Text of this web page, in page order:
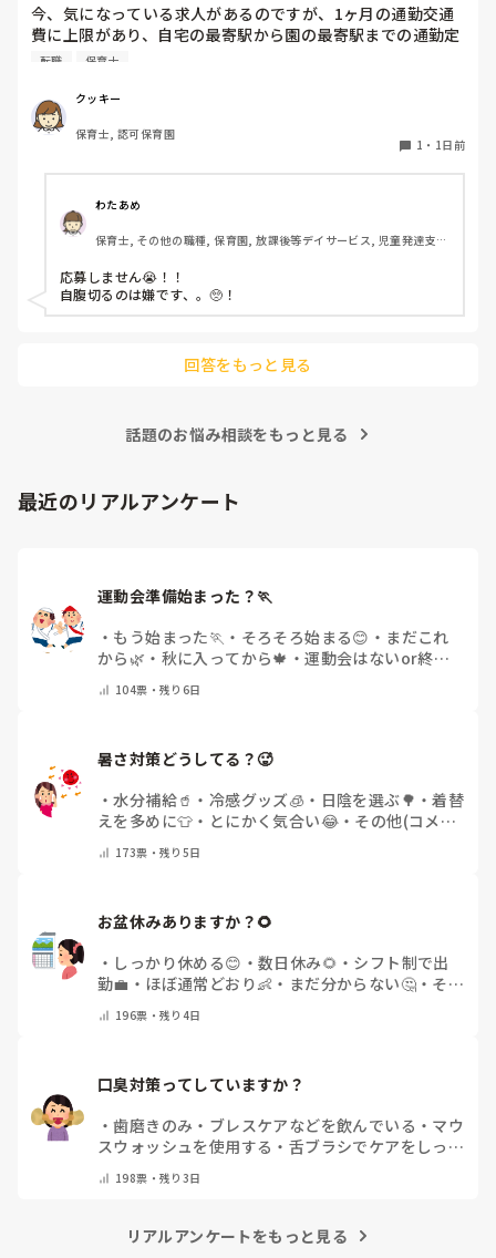
今、気になっている求人があるのですが、1ヶ月の通勤交通
費に上限があり、自宅の最寄駅から園の最寄駅までの通勤定
期代が5,000円ほどオーバーします
私としてはなかなか大きい金額なので、この時点で応募を迷
っているのですが、皆さんならどうしますか？
転職 保育士
クッキー
保育士, 認可保育園
1 ・ 1日前
わたあめ
保育士, その他の職種, 保育園, 放課後等デイサービス, 児童発達支援
応募しません😭！！
自腹切るのは嫌です、。🥺！
回答をもっと見る
話題のお悩み相談をもっと見る
最近のリアルアンケート
運動会準備始まった？🏃
・ もう始まった🏃 ・ そろそろ始まる😊 ・ まだこれ
から🌿 ・ 秋に入ってから🍁 ・運動会はないor終わ
104票・残り6日
暑さ対策どうしてる？🥵
・水分補給🥤 ・ 冷感グッズ🧊 ・ 日陰を選ぶ🌳 ・着替
えを多めに👕 ・ とにかく気合い😂・ その他(コメン
173票・残り5日
お盆休みありますか？🌻
・ しっかり休める😊 ・ 数日休み🌻 ・ シフト制で出
勤💼 ・ ほぼ通常どおり👶 ・ まだ分からない🤔・ その
196票・残り4日
口臭対策ってしていますか？
・歯磨きのみ ・ ブレスケアなどを飲んでいる ・ マウ
スウォッシュを使用する ・ 舌ブラシでケアをしっか
の他(コメントで教えて下さい)
198票・残り3日
リアルアンケートをもっと見る